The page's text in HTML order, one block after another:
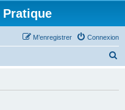
Connexion
M’enregistrer